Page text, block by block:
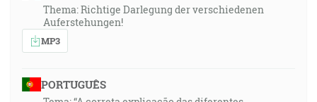
Thema: Richtige Darlegung der verschiedenen
Auferstehungen!
MP3
PORTUGUÊS